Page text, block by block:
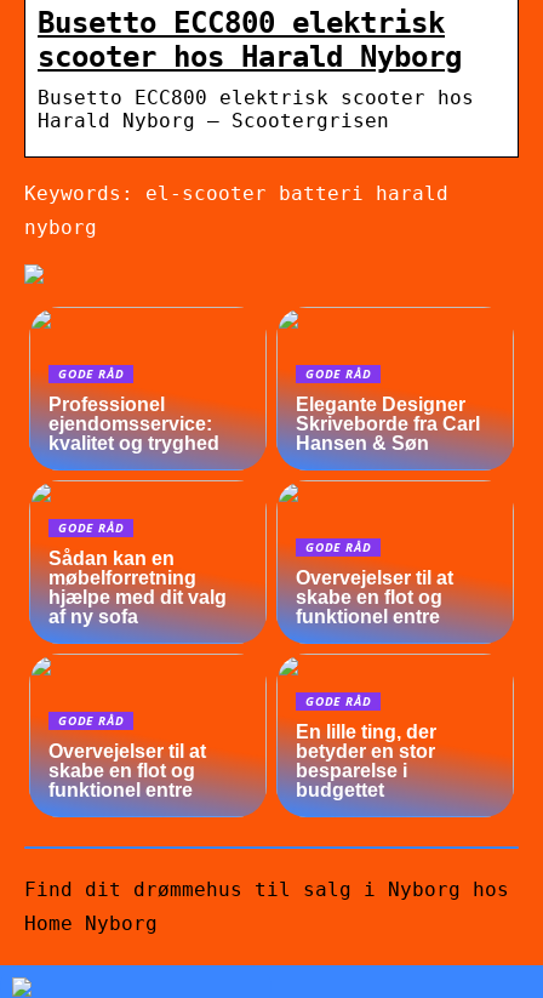
Busetto ECC800 elektrisk
scooter hos Harald Nyborg
Busetto ECC800 elektrisk scooter hos
Harald Nyborg – Scootergrisen
Keywords: el-scooter batteri harald
nyborg
GODE RÅD
Professionel
ejendomsservice:
kvalitet og tryghed
GODE RÅD
Elegante Designer
Skriveborde fra Carl
Hansen & Søn
GODE RÅD
Sådan kan en
møbelforretning
hjælpe med dit valg
af ny sofa
GODE RÅD
Overvejelser til at
skabe en flot og
funktionel entre
GODE RÅD
Overvejelser til at
skabe en flot og
funktionel entre
GODE RÅD
En lille ting, der
betyder en stor
besparelse i
budgettet
Find dit drømmehus til salg i Nyborg hos
Home Nyborg